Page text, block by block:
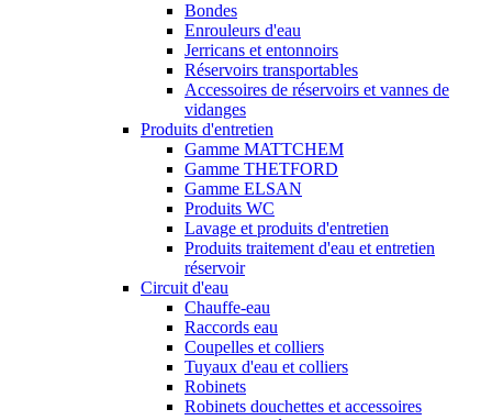
Bondes
Enrouleurs d'eau
Jerricans et entonnoirs
Réservoirs transportables
Accessoires de réservoirs et vannes de
vidanges
Produits d'entretien
Gamme MATTCHEM
Gamme THETFORD
Gamme ELSAN
Produits WC
Lavage et produits d'entretien
Produits traitement d'eau et entretien
réservoir
Circuit d'eau
Chauffe-eau
Raccords eau
Coupelles et colliers
Tuyaux d'eau et colliers
Robinets
Robinets douchettes et accessoires